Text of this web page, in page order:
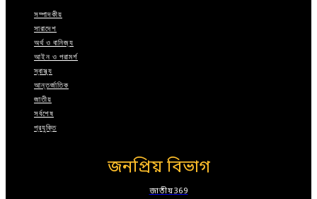
সম্পাদকীয়
সারাদেশ
অর্থ ও বানিজ্য
আইন ও পরামর্শ
স্বাস্থ্য
আন্তর্জাতিক
জাতীয়
সর্বশেষ
প্রযুক্তি
জনপ্রিয় বিভাগ
জাতীয়369